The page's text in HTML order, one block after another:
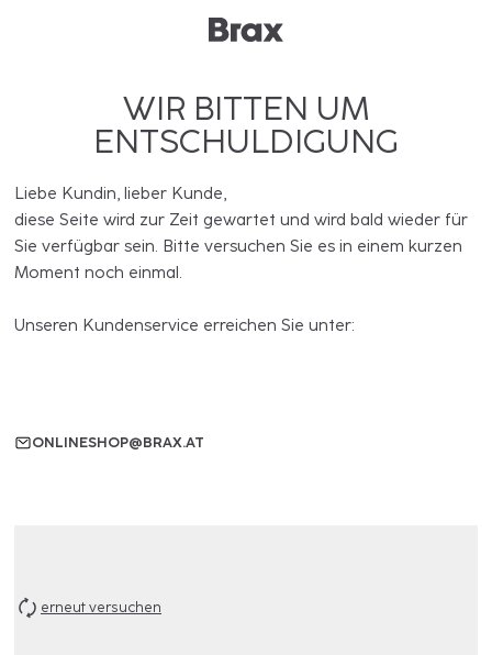
WIR BITTEN UM
ENTSCHULDIGUNG
Liebe Kundin, lieber Kunde,
diese Seite wird zur Zeit gewartet und wird bald wieder für
Sie verfügbar sein. Bitte versuchen Sie es in einem kurzen
Moment noch einmal.
Unseren Kundenservice erreichen Sie unter:
ONLINESHOP@BRAX.AT
erneut versuchen